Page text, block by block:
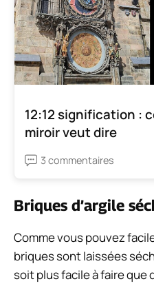
12:12 signification :
miroir veut dire
3 commentaires
Briques d’argile
Comme vous pouvez
briques sont laissées
soit plus facile à faire que